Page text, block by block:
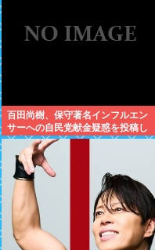
百田尚樹、保守著名インフルエン
サーへの自民党献金疑惑を投稿し
炎上